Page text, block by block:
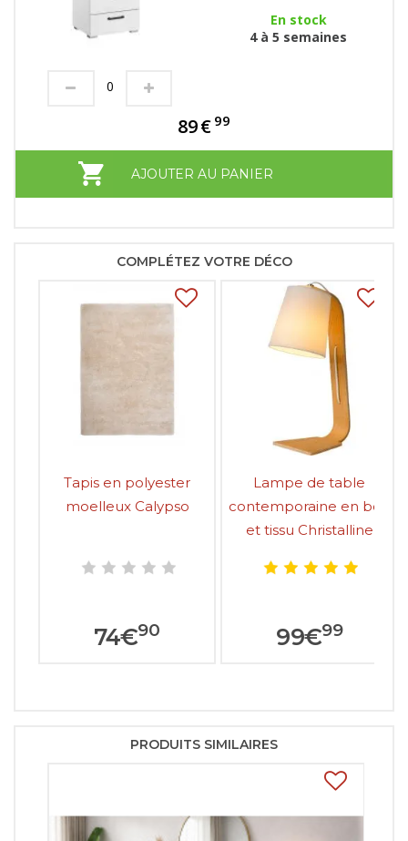
En stock
4 à 5 semaines
89€ 99
AJOUTER AU PANIER
COMPLÉTEZ VOTRE DÉCO
Tapis en polyester
moelleux Calypso
74€90
Lampe de table
contemporaine en bois
et tissu Christalline
99€99
PRODUITS SIMILAIRES